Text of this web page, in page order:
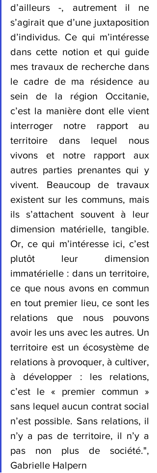
d’ailleurs -, autrement il ne
s’agirait que d’une juxtaposition
d’individus. Ce qui m’intéresse
dans cette notion et qui guide
mes travaux de recherche dans
le cadre de ma résidence au
sein de la région Occitanie,
c’est la manière dont elle vient
interroger notre rapport au
territoire dans lequel nous
vivons et notre rapport aux
autres parties prenantes qui y
vivent. Beaucoup de travaux
existent sur les communs, mais
ils s’attachent souvent à leur
dimension matérielle, tangible.
Or, ce qui m’intéresse ici, c’est
plutôt leur dimension
immatérielle : dans un territoire,
ce que nous avons en commun
en tout premier lieu, ce sont les
relations que nous pouvons
avoir les uns avec les autres. Un
territoire est un écosystème de
relations à provoquer, à cultiver,
à développer : les relations,
c’est le « premier commun »
sans lequel aucun contrat social
n’est possible. Sans relations, il
n’y a pas de territoire, il n’y a
pas non plus de société.",
Gabrielle Halpern